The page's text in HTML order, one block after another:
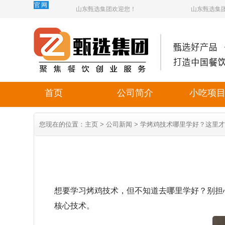
官网
山东甄选集团欢迎您！ 山东甄选集
首页 公司简介 小吃项目
您现在的位置： 主页 > 公司新闻 > 学烤鸡技术哪里学好？这里
想要学习烤鸡技术，但不知道去哪里学好？别
核心技术。